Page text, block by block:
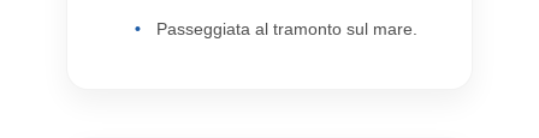
Passeggiata al tramonto sul mare.